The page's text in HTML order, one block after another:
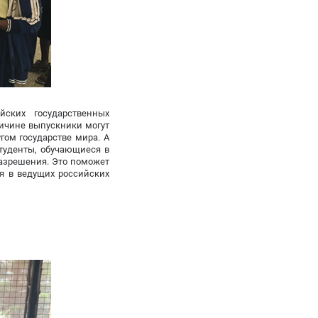
государственных
выпускники могут
государстве мира. А
обучающиеся в
Это поможет
в ведущих российских